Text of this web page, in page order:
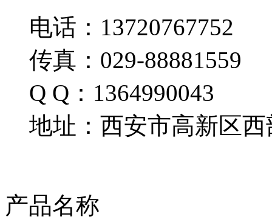
电话：13720767752
传真：029-88881559
Q Q：1364990043
地址：西安市高新区西
产品名称